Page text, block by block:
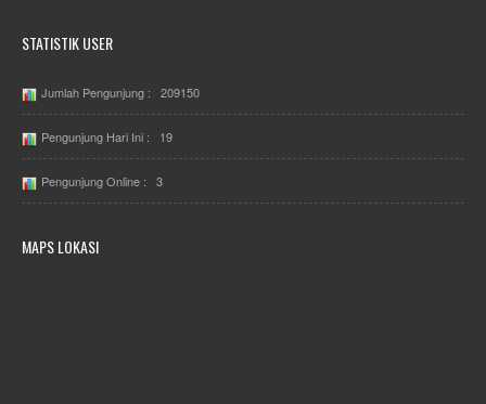
STATISTIK USER
Jumlah Pengunjung : 209150
Pengunjung Hari Ini : 19
Pengunjung Online : 3
MAPS LOKASI